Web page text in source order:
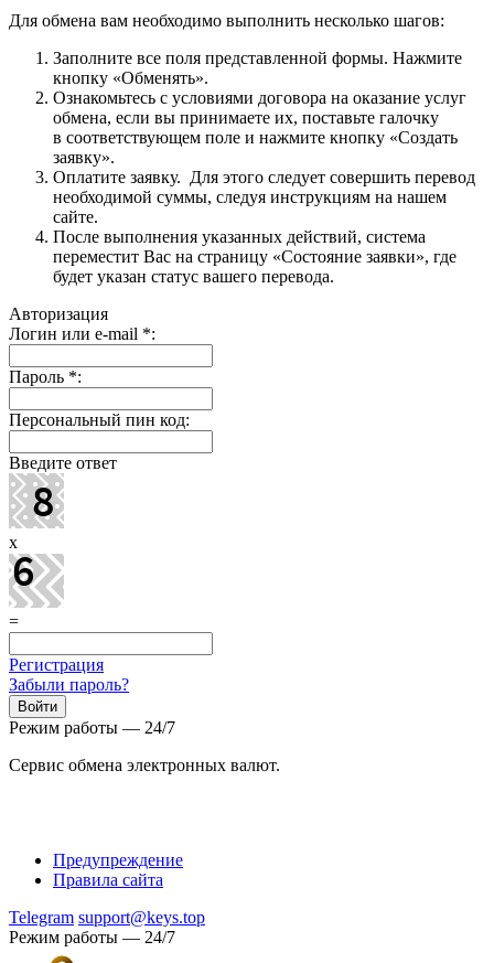
Для обмена вам необходимо выполнить несколько шагов:
Заполните все поля представленной формы. Нажмите
кнопку «Обменять».
Ознакомьтесь с условиями договора на оказание услуг
обмена, если вы принимаете их, поставьте галочку
в соответствующем поле и нажмите кнопку «Создать
заявку».
Оплатите заявку. Для этого следует совершить перевод
необходимой суммы, следуя инструкциям на нашем
сайте.
После выполнения указанных действий, система
переместит Вас на страницу «Состояние заявки», где
будет указан статус вашего перевода.
Авторизация
Логин или e-mail *:
Пароль *:
Персональный пин код:
Введите ответ
x
=
Регистрация
Забыли пароль?
Режим работы — 24/7
Сервис обмена электронных валют.
Предупреждение
Правила сайта
Telegram support@keys.top
Режим работы — 24/7